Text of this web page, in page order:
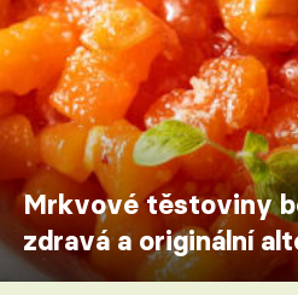
Mrkvové těstoviny
zdravá a originální